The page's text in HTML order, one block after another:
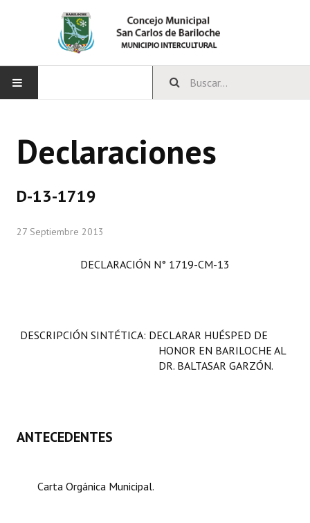
CONCEJO
Comisiones Permanentes
Comisiones Especiales
Carta Orgánica 2007
Declaraciones
D-13-1719
27 Septiembre 2013
DECLARACIÓN N° 1719-CM-13
DESCRIPCIÓN SINTÉTICA: DECLARAR HUÉSPED DE
HONOR EN BARILOCHE AL
DR. BALTASAR GARZÓN.
ANTECEDENTES
Carta Orgánica Municipal.